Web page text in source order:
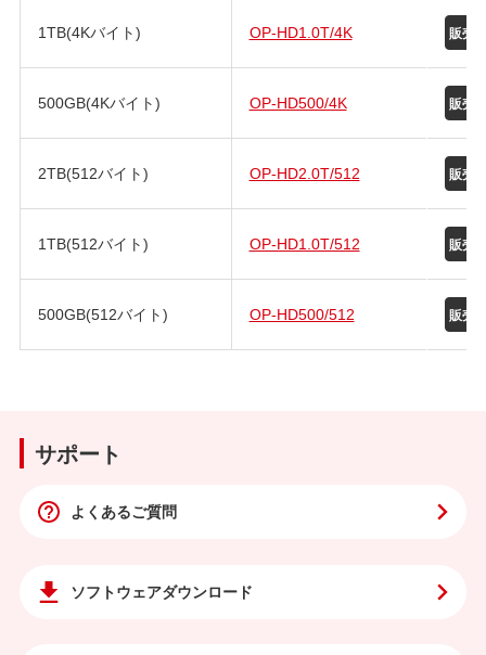
1TB(4Kバイト) OP-HD1.0T/4K
500GB(4Kバイト) OP-HD500/4K
2TB(512バイト) OP-HD2.0T/512
1TB(512バイト) OP-HD1.0T/512
500GB(512バイト) OP-HD500/512
サポート
よくあるご質問
ソフトウェアダウンロード